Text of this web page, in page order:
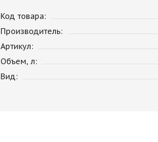
Код товара:
Производитель:
Артикул:
Объем, л:
Вид: